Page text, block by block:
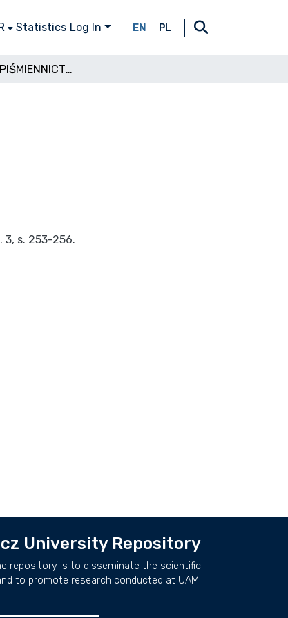
Statistics Log In EN PL
PRZEGLĄD PIŚMIENNICTWA
3, s. 253-256.
University Repository
repository is to disseminate the scientific
to promote research conducted at UAM.